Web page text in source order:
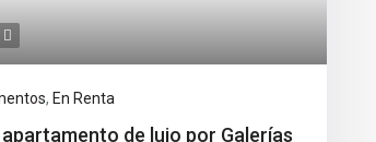
, En Renta
de lujo por Galerías